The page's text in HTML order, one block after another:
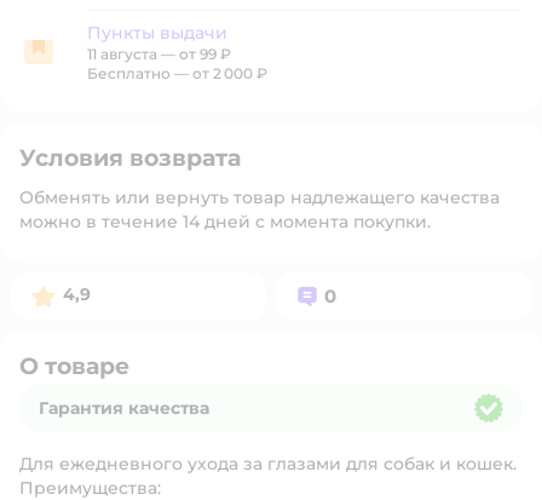
Пункты выдачи
Пункты выдачи
11 августа — от 99 ₽
Бесплатно — от 2 000 ₽
Условия возврата
Обменять или вернуть товар надлежащего качества
можно в течение 14 дней с момента покупки.
Рейтинг:
4,9 Вопросов:
0
О товаре
Гарантия качества
Для ежедневного ухода за глазами для собак и кошек.
Преимущества: